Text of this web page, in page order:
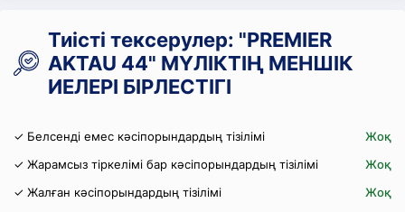
Тиісті тексерулер: "PREMIER
AKTAU 44" МҮЛІКТІҢ МЕНШІК
ИЕЛЕРІ БІРЛЕСТІГІ
✓ Белсенді емес кәсіпорындардың тізілімі
Жоқ
✓ Жарамсыз тіркелімі бар кәсіпорындардың тізілімі
Жоқ
✓ Жалған кәсіпорындардың тізілімі
Жоқ